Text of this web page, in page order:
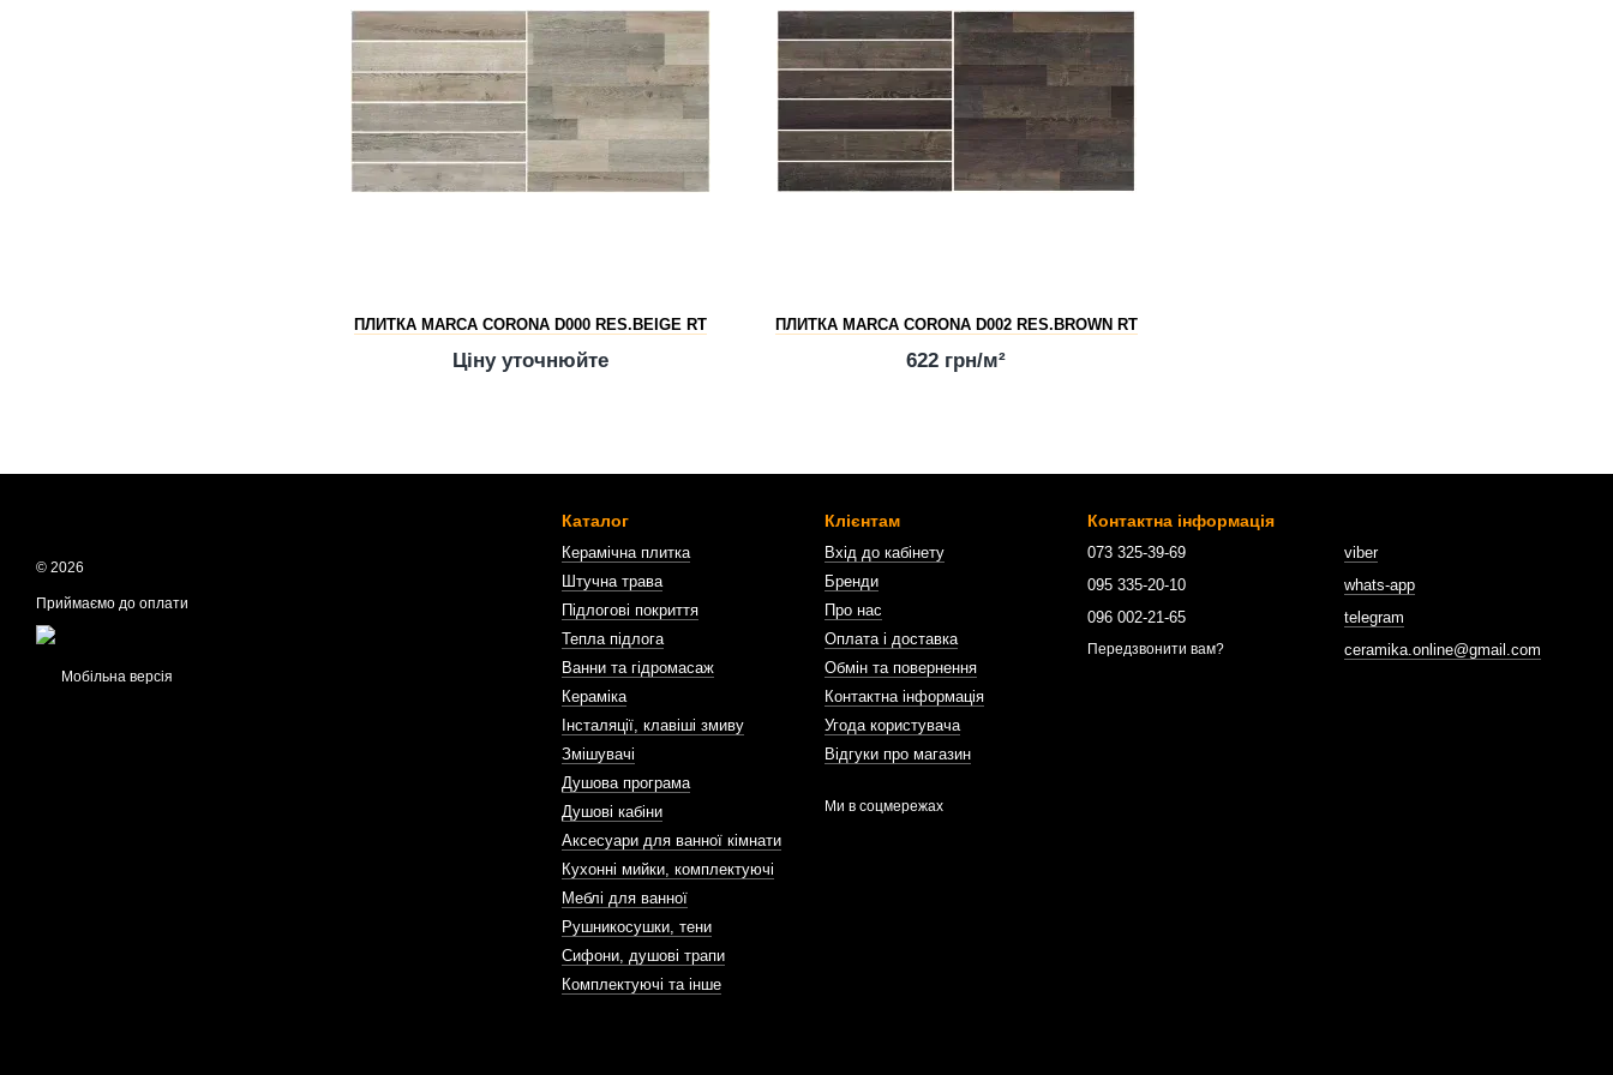
ПЛИТКА MARCA CORONA D000 RES.BEIGE RT
Ціну уточнюйте
ПЛИТКА MARCA CORONA D002 RES.BROWN RT
622 грн/м²
© 2026
Приймаємо до оплати
Мобільна версія
Каталог
Керамічна плитка
Штучна трава
Підлогові покриття
Тепла підлога
Ванни та гідромасаж
Кераміка
Інсталяції, клавіші змиву
Змішувачі
Душова програма
Душові кабіни
Аксесуари для ванної кімнати
Кухонні мийки, комплектуючі
Меблі для ванної
Рушникосушки, тени
Сифони, душові трапи
Комплектуючі та інше
Клієнтам
Вхід до кабінету
Бренди
Про нас
Оплата і доставка
Обмін та повернення
Контактна інформація
Угода користувача
Відгуки про магазин
Ми в соцмережах
Контактна інформація
073 325-39-69
095 335-20-10
096 002-21-65
Передзвонити вам?
viber
whats-app
telegram
ceramika.online@gmail.com